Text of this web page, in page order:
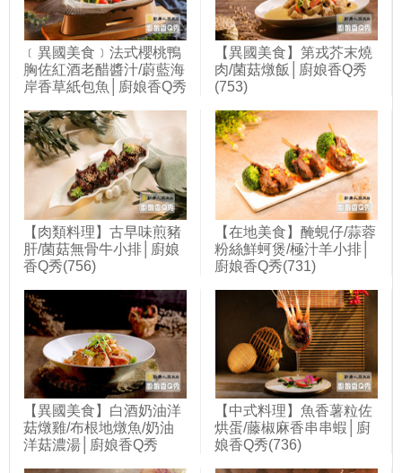
﹝異國美食﹞法式櫻桃鴨
胸佐紅酒老醋醬汁/蔚藍海
岸香草紙包魚│廚娘香Q秀
【異國美食】第戎芥末燒
肉/菌菇燉飯│廚娘香Q秀
(753)
【肉類料理】古早味煎豬
肝/菌菇無骨牛小排│廚娘
香Q秀(756)
【在地美食】醃蜆仔/蒜蓉
粉絲鮮蚵煲/極汁羊小排│
廚娘香Q秀(731)
【異國美食】白酒奶油洋
菇燉雞/布根地燉魚/奶油
洋菇濃湯│廚娘香Q秀
【中式料理】魚香薯粒佐
烘蛋/藤椒麻香串串蝦│廚
娘香Q秀(736)